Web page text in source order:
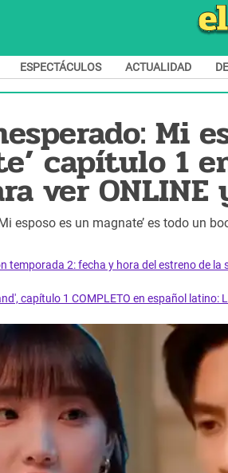
ESPECTÁCULOS ACTUALIDAD
Mi
capítulo 1
ver
esposo es un magnate’ es todo un
temporada 2: fecha y hora del estreno de la
capítulo 1 COMPLETO en español latino: